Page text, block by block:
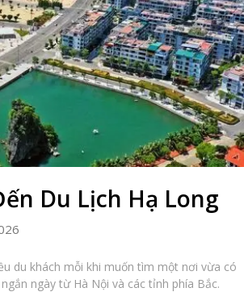
Du Lịch Hạ Long
du khách mỗi khi muốn tìm một nơi vừa có
ngày từ Hà Nội và các tỉnh phía Bắc.